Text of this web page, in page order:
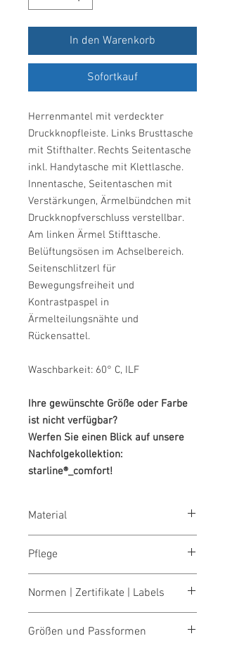
In den Warenkorb
Sofortkauf
Herrenmantel mit verdeckter
Druckknopfleiste. Links Brusttasche
mit Stifthalter. Rechts Seitentasche
inkl. Handytasche mit Klettlasche.
Innentasche, Seitentaschen mit
Verstärkungen, Ärmelbündchen mit
Druckknopfverschluss verstellbar.
Am linken Ärmel Stifttasche.
Belüftungsösen im Achselbereich.
Seitenschlitzerl für
Bewegungsfreiheit und
Kontrastpaspel in
Ärmelteilungsnähte und
Rückensattel.
Waschbarkeit: 60° C, ILF
Ihre gewünschte Größe oder Farbe
ist nicht verfügbar?
Werfen Sie einen Blick auf unsere
Nachfolgekollektion:
starline®_comfort!
Material
g/m²
Pflege
bleichen nicht erlaubt
trocknen 1 Pkt. (niedrige Temp.)
bügeln 2 Pkt. (mittlere Temp.)
Normen | Zertifikate | Labels
Made in Austria/Europe
Größen und Passformen